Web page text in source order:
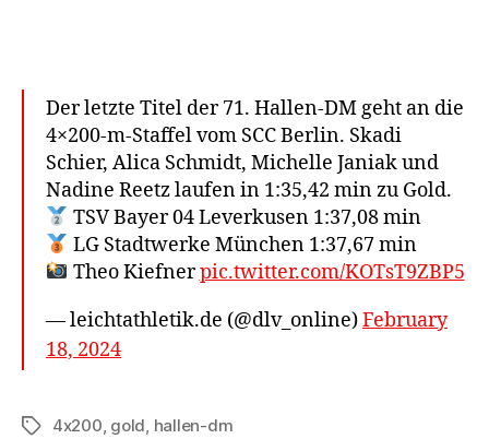
Der letzte Titel der 71. Hallen-DM geht an die
4×200-m-Staffel vom SCC Berlin. Skadi
Schier, Alica Schmidt, Michelle Janiak und
Nadine Reetz laufen in 1:35,42 min zu Gold.
TSV Bayer 04 Leverkusen 1:37,08 min
LG Stadtwerke München 1:37,67 min
Theo Kiefnerpic.twitter.com/KOTsT9ZBP5
— leichtathletik.de (@dlv_online)February
18, 2024
Schlagwörter
4x200, gold, hallen-dm